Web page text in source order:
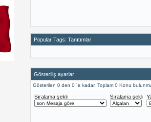
Popular Tags: Tanıtımlar
Gösteriliş ayarları
Gösterilen 0 den 0 ´e kadar. Toplam 0 Konu
Sıralama şekli Sıralama şekli